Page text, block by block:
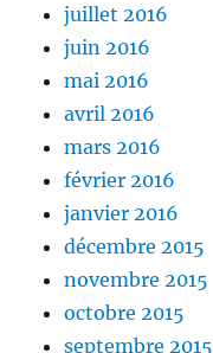
juillet 2016
juin 2016
mai 2016
avril 2016
mars 2016
février 2016
janvier 2016
décembre 2015
novembre 2015
octobre 2015
septembre 2015